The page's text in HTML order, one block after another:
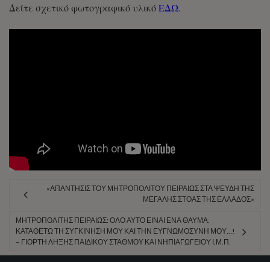
Δείτε σχετικό φωτογραφικό υλικόΕΔΩ.
«ΑΠΑΝΤΗΣΙΣ ΤΟΥ ΜΗΤΡΟΠΟΛΙΤΟΥ ΠΕΙΡΑΙΩΣ ΣΤΑ ΨΕΥΔΗ ΤΗΣ
ΜΕΓΑΛΗΣ ΣΤΟΑΣ ΤΗΣ ΕΛΛΑΔΟΣ»
ΜΗΤΡΟΠΟΛΊΤΗΣ ΠΕΙΡΑΙΏΣ: ΌΛΟ ΑΥΤΌ ΕΊΝΑΙ ΈΝΑ ΘΑΎΜΑ.
ΚΑΤΑΘΈΤΩ ΤΗ ΣΥΓΚΊΝΗΣΉ ΜΟΥ ΚΑΙ ΤΗΝ ΕΥΓΝΩΜΟΣΎΝΗ ΜΟΥ…!
– ΓΙΟΡΤΉ ΛΉΞΗΣ ΠΑΙΔΙΚΟΎ ΣΤΑΘΜΟΎ ΚΑΙ ΝΗΠΙΑΓΩΓΕΊΟΥ Ι.Μ.Π.